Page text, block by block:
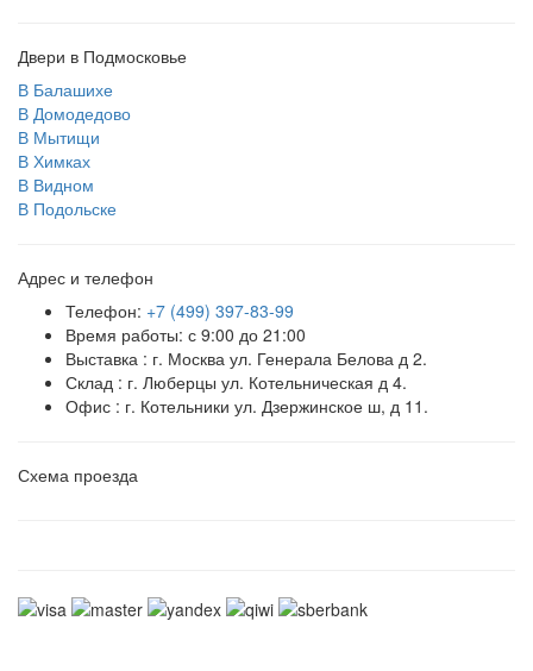
Двери в Подмосковье
В Балашихе
В Домодедово
В Мытищи
В Химках
В Видном
В Подольске
Адрес и телефон
Телефон: +7 (499) 397-83-99
Время работы: с 9:00 до 21:00
Выставка : г. Москва ул. Генерала Белова д 2.
Склад : г. Люберцы ул. Котельническая д 4.
Офис : г. Котельники ул. Дзержинское ш, д 11.
Схема проезда